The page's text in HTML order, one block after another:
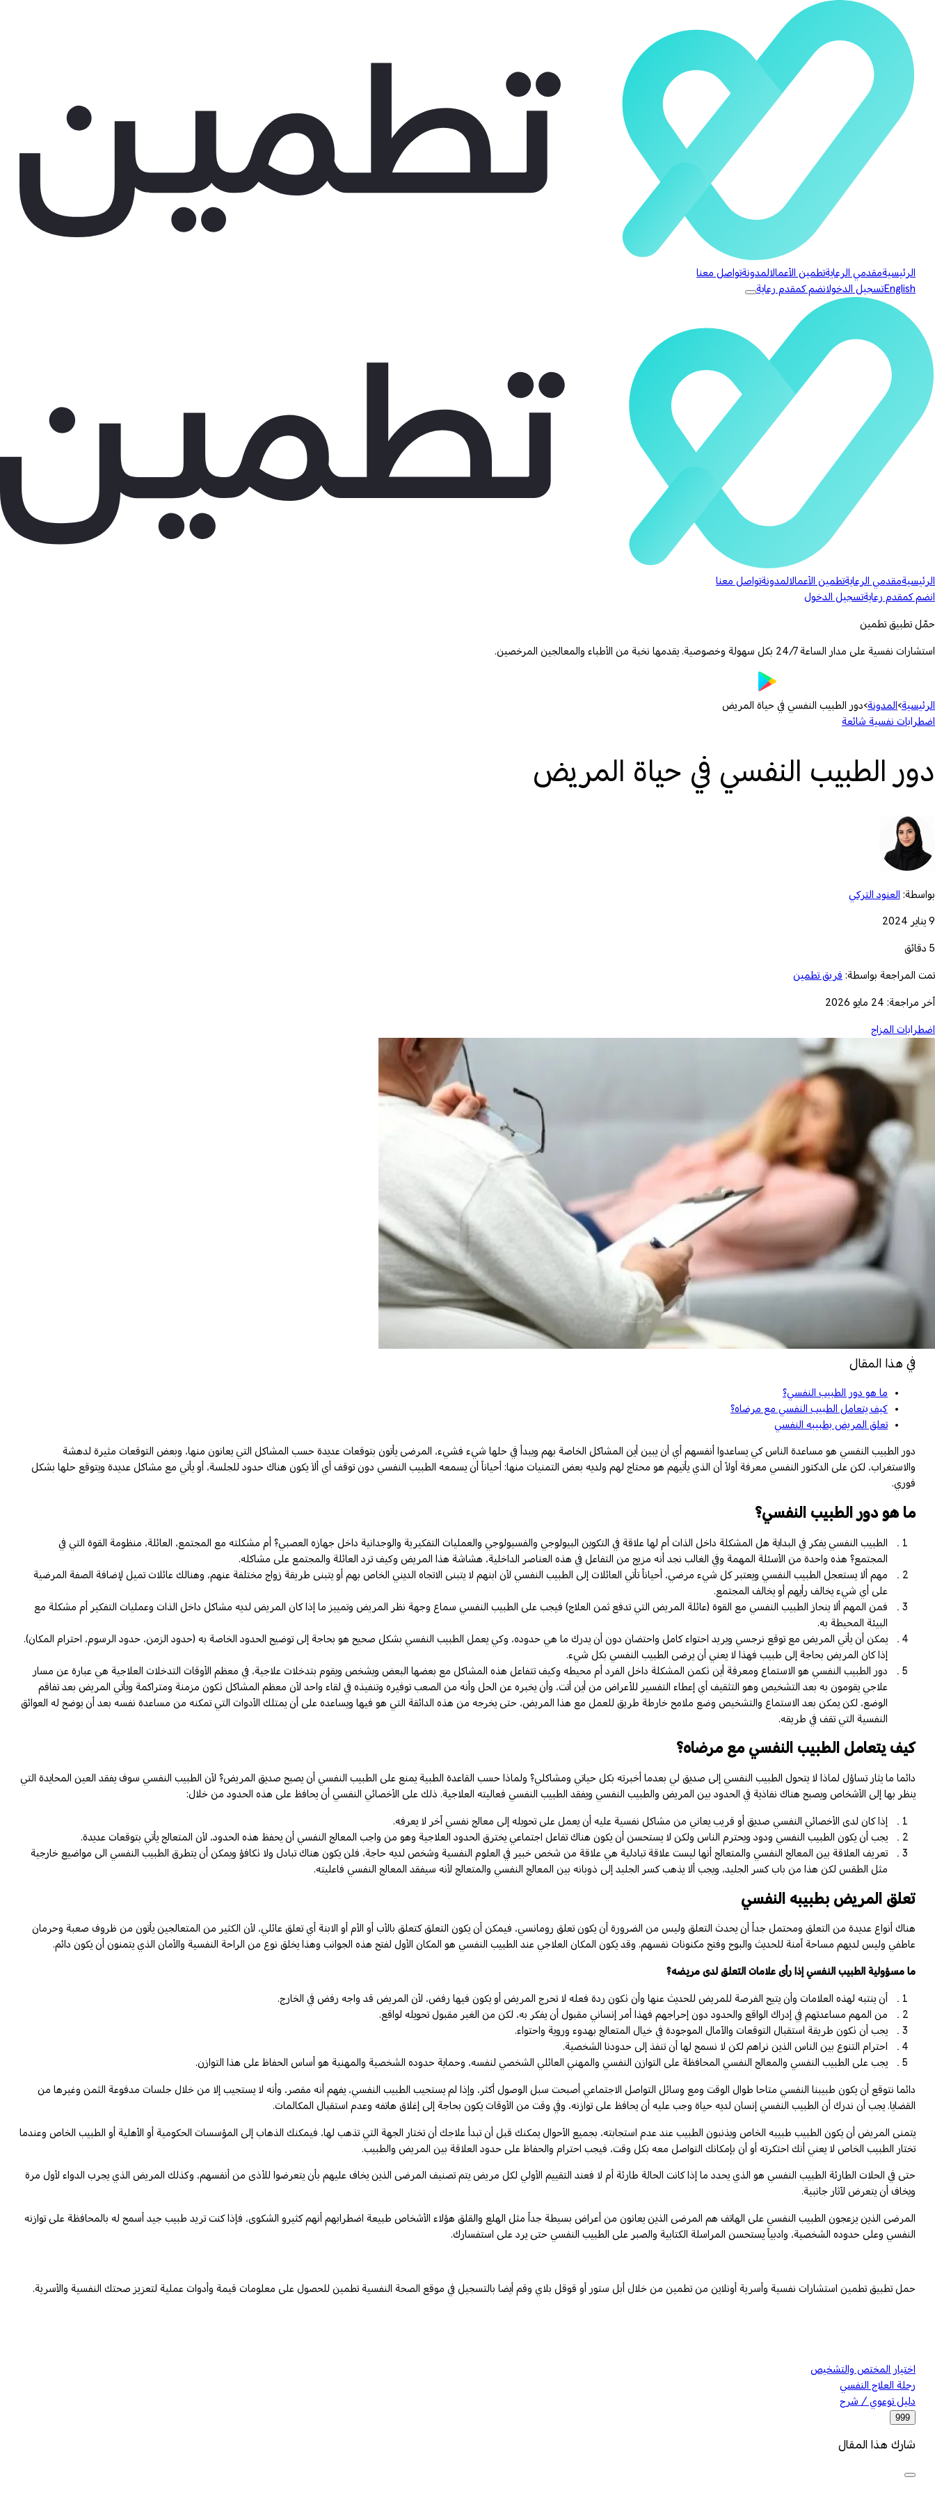
الرئيسيةمقدمي الرعايةتطمين الأعمالالمدونةتواصل معنا
English تسجيل الدخولانضم كمقدم رعاية
الرئيسيةمقدمي الرعايةتطمين الأعمالالمدونةتواصل معنا
انضم كمقدم رعايةتسجيل الدخول
حمّل تطبيق تطمين
استشارات نفسية على مدار الساعة 24/7 بكل سهولة وخصوصية. يقدمها نخبة من الأطباء والمعالجين المرخصين.
الرئيسية› المدونة›دور الطبيب النفسي في حياة المريض
اضطرابات نفسية شائعة
دور الطبيب النفسي في حياة المريض
بواسطة: العنود التركي
9 يناير 2024
5 دقائق
تمت المراجعة بواسطة: فريق تطمين
آخر مراجعة: 24 مايو 2026
اضطرابات المزاج
في هذا المقال
ما هو دور الطبيب النفسي؟
كيف يتعامل الطبيب النفسي مع مرضاه؟
تعلق المريض بطبيبه النفسي
دور الطبيب النفسي هو مساعدة الناس كي يساعدوا أنفسهم أي أن يبين أين المشاكل الخاصة بهم ويبدأ في حلها شيء فشيء، المرضى يأتون بتوقعات عديدة حسب المشاكل التي يعانون منها، وبعض التوقعات مثيرة لدهشة
والاستغراب، لكن على الدكتور النفسي معرفة أولاً أن الذي يأتيهم هو محتاج لهم ولديه بعض التمنيات منها: أحياناً أن يسمعه الطبيب النفسي دون توقف أي ألاَ يكون هناك حدود للجلسة، أو يأتي مع مشاكل عديدة ويتوقع حلها بشكل
فوري.
ما هو دور الطبيب النفسي؟
الطبيب النفسي يفكر في البداية هل المشكلة داخل الذات أم لها علاقة في التكوين البيولوجي والفسيولوجي والعمليات التفكيرية والوجدانية داخل جهازه العصبي؟ أم مشكلته مع المجتمع، العائلة، منظومة القوة التي في
المجتمع؟ هذه واحدة من الأسئلة المهمة وفي الغالب نجد أنه مزيج من التفاعل في هذه العناصر الداخلية، هشاشة هذا المريض وكيف ترد العائلة والمجتمع على مشاكله.
مهم ألا يستعجل الطبيب النفسي ويعتبر كل شيء مرضي، أحياناً تأتي العائلات إلى الطبيب النفسي لأن ابنهم لا يتبنى الاتجاه الديني الخاص بهم أو يتبنى طريقة زواج مختلفة عنهم، وهنالك عائلات تميل لإضافة الصفة المرضية
على أي شيء يخالف رأيهم أو يخالف المجتمع.
فمن المهم ألا ينحاز الطبيب النفسي مع القوة (عائلة المريض التي تدفع ثمن العلاج) فيجب على الطبيب النفسي سماع وجهة نظر المريض وتمييز ما إذا كان المريض لديه مشاكل داخل الذات وعمليات التفكير أم مشكلة مع
البيئة المحيطة به.
يمكن أن يأتي المريض مع توقع نرجسي ويريد احتواء كامل واحتضان دون أن يدرك ما هي حدوده، وكي يعمل الطبيب النفسي بشكل صحيح هو بحاجة إلى توضيح الحدود الخاصة به (حدود الزمن، حدود الرسوم، احترام المكان).
إذا كان المريض بحاجة إلى طبيب فهذا لا يعني أن يرضى الطبيب النفسي بكل شيء.
دور الطبيب النفسي هو الاستماع ومعرفة أين تكمن المشكلة داخل الفرد أم محيطه وكيف تتفاعل هذه المشاكل مع بعضها البعض ويشخص ويقوم بتدخلات علاجية، في معظم الأوقات التدخلات العلاجية هي عبارة عن مسار
علاجي يقومون به بعد التشخيص وهو التثقيف أي إعطاء التفسير للأعراض من أين أتت، وأن يخبره عن الحل وأنه من الصعب توفيره وتنفيذه في لقاء واحد لأن معظم المشاكل تكون مزمنة ومتراكمة ويأتي المريض بعد تفاقم
الوضع، لكن يمكن بعد الاستماع والتشخيص وضع ملامح خارطة طريق للعمل مع هذا المريض، حتى يخرجه من هذه الدائقة التي هو فيها ويساعده على أن يمتلك الأدوات التي تمكنه من مساعدة نفسه بعد أن يوضح له العوائق
النفسية التي تقف في طريقه.
كيف يتعامل الطبيب النفسي مع مرضاه؟
دائما ما يثار تساؤل لماذا لا يتحول الطبيب النفسي إلى صديق لي بعدما أخبرته بكل حياتي ومشاكلي؟ ولماذا حسب القاعدة الطبية يمنع على الطبيب النفسي أن يصبح صديق المريض؟ لأن الطبيب النفسي سوف يفقد العين المحايدة التي
ينظر بها إلى الأشخاص ويصبح هناك نفاذية في الحدود بين المريض والطبيب النفسي ويفقد الطبيب النفسي فعاليته العلاجية. ذلك على الأخصائي النفسي أن يحافظ على هذه الحدود من خلال:
إذا كان لدى الأخصائي النفسي صديق أو قريب يعاني من مشاكل نفسية عليه أن يعمل على تحويله إلى معالج نفسي آخر لا يعرفه.
يجب أن يكون الطبيب النفسي ودود ويحترم الناس ولكن لا يستحسن أن يكون هناك تفاعل اجتماعي يخترق الحدود العلاجية وهو من واجب المعالج النفسي أن يحفظ هذه الحدود، لأن المتعالج يأتي بتوقعات عديدة.
تعريف العلاقة بين المعالج النفسي والمتعالج أنها ليست علاقة تبادلية هي علاقة من شخص خبير في العلوم النفسية وشخص لديه حاجة، فلن يكون هناك تبادل ولا تكافؤ ويمكن أن يتطرق الطبيب النفسي الى مواضيع خارجية
مثل الطقس لكن هذا من باب كسر الجليد، ويجب ألا يذهب كسر الجليد إلى ذوبانه بين المعالج النفسي والمتعالج لأنه سيفقد المعالج النفسي فاعليته.
تعلق المريض بطبيبه النفسي
هناك أنواع عديدة من التعلق ومحتمل جداً أن يحدث التعلق وليس من الضرورة أن يكون تعلق رومانسي، فيمكن أن يكون التعلق كتعلق بالأب أو الأم أو الابنة أي تعلق عائلي، لأن الكثير من المتعالجين يأتون من ظروف صعبة وحرمان
عاطفي وليس لديهم مساحة آمنة للحديث والبوح وفتح مكنونات نفسهم. وقد يكون المكان العلاجي عند الطبيب النفسي هو المكان الأول لفتح هذه الجوانب وهذا يخلق نوع من الراحة النفسية والأمان الذي يتمنون أن يكون دائم.
ما مسؤولية الطبيب النفسي إذا رأى علامات التعلق لدى مريضه؟
أن ينتبه لهذه العلامات وأن يتيح الفرصة للمريض للحديث عنها وأن تكون ردة فعله لا تحرج المريض أو يكون فيها رفض، لأن المريض قد واجه رفض في الخارج.
من المهم مساعدتهم في إدراك الواقع والحدود دون إحراجهم فهذا أمر إنساني مقبول أن يفكر به، لكن من الغير مقبول تحويله لواقع.
يجب أن تكون طريقة استقبال التوقعات والآمال الموجودة في خيال المتعالج بهدوء وروية واحتواء.
احترام التنوع بين الناس الذين نراهم لكن لا نسمح لها أن تنفذ إلى حدودنا الشخصية.
يجب على الطبيب النفسي والمعالج النفسي المحافظة على التوازن النفسي والمهني العائلي الشخصي لنفسه، وحماية حدوده الشخصية والمهنية هو أساس الحفاظ على هذا التوازن.
دائما نتوقع أن يكون طبيبنا النفسي متاحا طوال الوقت ومع وسائل التواصل الاجتماعي أصبحت سبل الوصول أكثر، وإذا لم يستجيب الطبيب النفسي، يفهم أنه مقصر، وأنه لا يستجيب إلا من خلال جلسات مدفوعة الثمن وغيرها من
القضايا. يجب أن ندرك أن الطبيب النفسي إنسان لديه حياة وجب عليه أن يحافظ على توازنه، وفي وقت من الأوقات يكون بحاجة إلى إغلاق هاتفه وعدم استقبال المكالمات.
يتمنى المريض أن يكون الطبيب طبيبه الخاص ويذنبون الطبيب عند عدم استجابته، بجميع الأحوال يمكنك قبل أن تبدأ علاجك أن تختار الجهة التي تذهب لها، فيمكنك الذهاب إلى المؤسسات الحكومية أو الأهلية أو الطبيب الخاص وعندما
تختار الطبيب الخاص لا يعني أنك احتكرته أو أن بإمكانك التواصل معه بكل وقت، فيجب احترام والحفاظ على حدود العلاقة بين المريض والطبيب.
حتى في الحلات الطارئة الطبيب النفسي هو الذي يحدد ما إذا كانت الحالة طارئة أم لا فعند التقييم الأولي لكل مريض يتم تصنيف المرضى الذين يخاف عليهم بأن يتعرضوا للأذى من أنفسهم، وكذلك المريض الذي يجرب الدواء لأول مرة
ويخاف أن يتعرض لآثار جانبية.
المرضى الذين يزعجون الطبيب النفسي على الهاتف هم المرضى الذين يعانون من أعراض بسيطة جداً مثل الهلع والقلق هؤلاء الأشخاص طبيعة اضطرابهم أنهم كثيرو الشكوى، فإذا كنت تريد طبيب جيد أسمح له بالمحافظة على توازنه
النفسي وعلى حدوده الشخصية، وادبياً يستحسن المراسلة الكتابية والصبر على الطبيب النفسي حتى يرد على استفسارك.
حمل تطبيق تطمين استشارات نفسية وأسرية أونلاين من تطمين من خلال أبل ستور أو قوقل بلاي وقم أيضا بالتسجيل في موقع الصحة النفسية تطمين للحصول على معلومات قيمة وأدوات عملية لتعزيز صحتك النفسية والأسرية.
اختيار المختص والتشخيص
رحلة العلاج النفسي
دليل توعوي / شرح
999
شارك هذا المقال